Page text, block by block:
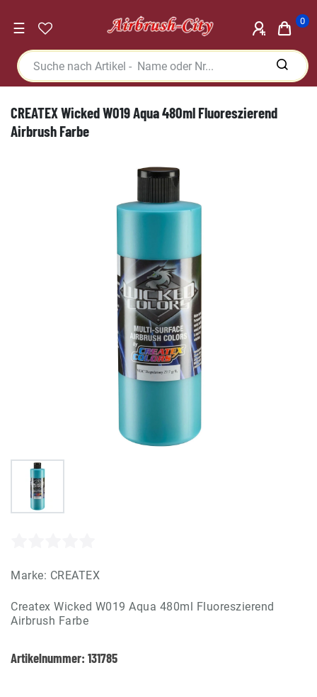
☰ 0
CREATEX Wicked W019 Aqua 480ml Fluoreszierend
Airbrush Farbe
Marke: CREATEX
Createx Wicked W019 Aqua 480ml Fluoreszierend
Airbrush Farbe
Artikelnummer: 131785